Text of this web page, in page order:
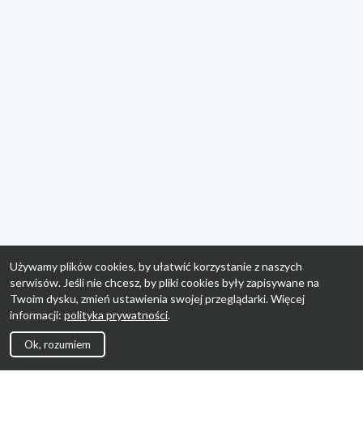
Używamy plików cookies, by ułatwić korzystanie z naszych
serwisów. Jeśli nie chcesz, by pliki cookies były zapisywane na
Twoim dysku, zmień ustawienia swojej przeglądarki. Więcej
informacji: polityka prywatności.
Ok, rozumiem